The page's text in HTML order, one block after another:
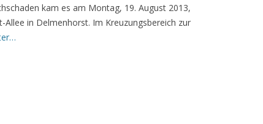
kam es am Montag, 19. August 2013,
Allee in Delmenhorst. Im Kreuzungsbereich zur